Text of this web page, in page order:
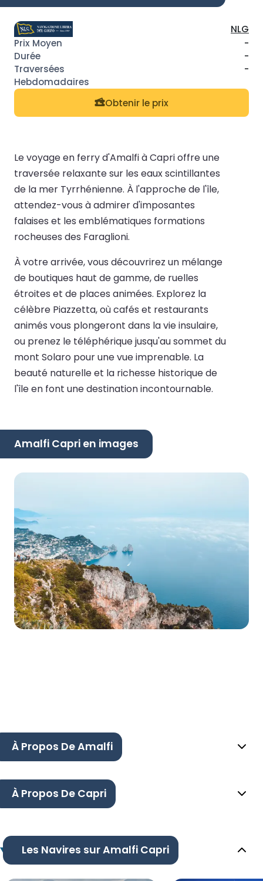
NLG
-
-
-
Obtenir le prix
Le voyage en ferry d'Amalfi à Capri offre une
traversée relaxante sur les eaux scintillantes
de la mer Tyrrhénienne. À l'approche de l'île,
attendez-vous à admirer d'imposantes
falaises et les emblématiques formations
rocheuses des Faraglioni.
À votre arrivée, vous découvrirez un mélange
de boutiques haut de gamme, de ruelles
étroites et de places animées. Explorez la
célèbre Piazzetta, où cafés et restaurants
animés vous plongeront dans la vie insulaire,
ou prenez le téléphérique jusqu'au sommet du
mont Solaro pour une vue imprenable. La
beauté naturelle et la richesse historique de
l'île en font une destination incontournable.
Amalfi Capri en images
À Propos De Amalfi
À Propos De Capri
Les Navires sur Amalfi Capri